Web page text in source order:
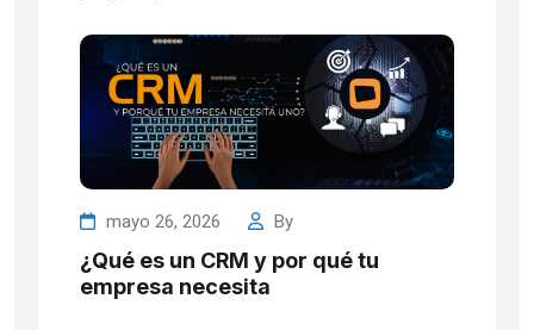
mayo 26, 2026 By
¿Qué es un CRM y por qué tu
empresa necesita